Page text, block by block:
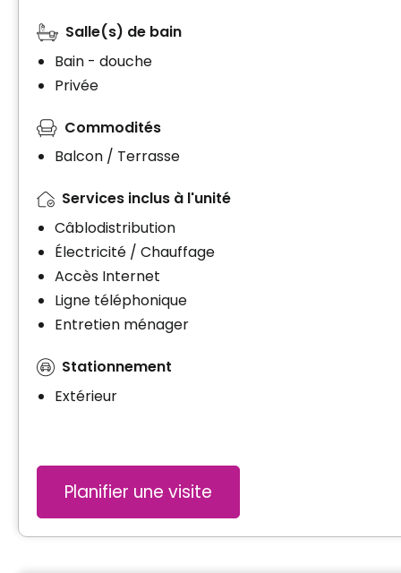
Salle(s) de bain
Bain - douche
Privée
Commodités
Balcon / Terrasse
Services inclus à l'unité
Câblodistribution
Électricité / Chauffage
Accès Internet
Ligne téléphonique
Entretien ménager
Stationnement
Extérieur
Planifier une visite